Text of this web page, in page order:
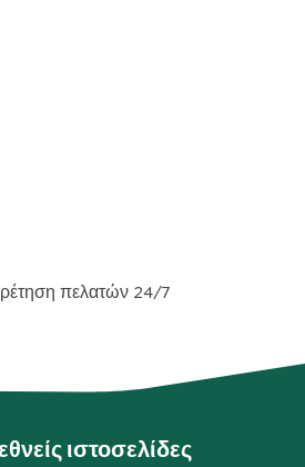
πελατών 24/7
ιστοσελίδες